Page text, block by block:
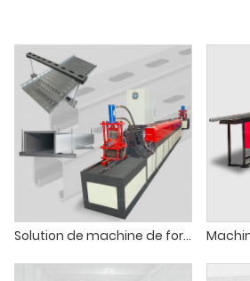
Solution de machine de formage de supports sismiques